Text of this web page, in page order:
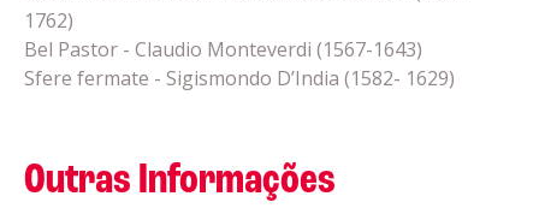
1762)
Bel Pastor - Claudio Monteverdi (1567-1643)
Sfere fermate - Sigismondo D’India (1582- 1629)
Outras Informações